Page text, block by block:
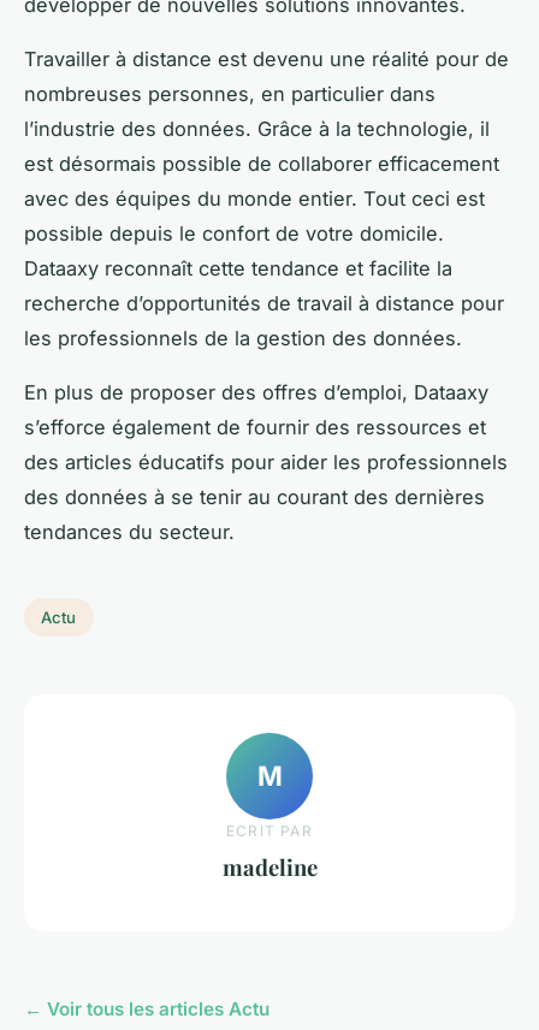
développer de nouvelles solutions innovantes.
Travailler à distance est devenu une réalité pour de
nombreuses personnes, en particulier dans
l’industrie des données. Grâce à la technologie, il
est désormais possible de collaborer efficacement
avec des équipes du monde entier. Tout ceci est
possible depuis le confort de votre domicile.
Dataaxy reconnaît cette tendance et facilite la
recherche d’opportunités de travail à distance pour
les professionnels de la gestion des données.
En plus de proposer des offres d’emploi, Dataaxy
s’efforce également de fournir des ressources et
des articles éducatifs pour aider les professionnels
des données à se tenir au courant des dernières
tendances du secteur.
Actu
M
ECRIT PAR
madeline
← Voir tous les articles Actu